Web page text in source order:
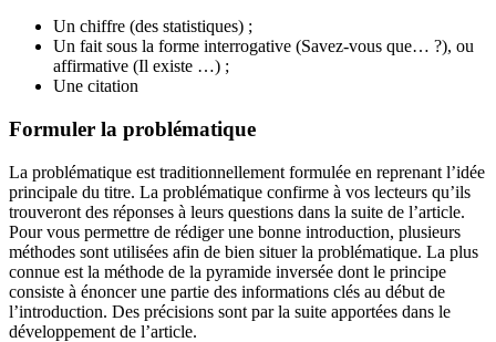
Un chiffre (des statistiques) ;
Un fait sous la forme interrogative (Savez-vous que… ?), ou
affirmative (Il existe …) ;
Une citation
Formuler la problématique
La problématique est traditionnellement formulée en reprenant l’idée
principale du titre. La problématique confirme à vos lecteurs qu’ils
trouveront des réponses à leurs questions dans la suite de l’article.
Pour vous permettre de rédiger une bonne introduction, plusieurs
méthodes sont utilisées afin de bien situer la problématique. La plus
connue est la méthode de la pyramide inversée dont le principe
consiste à énoncer une partie des informations clés au début de
l’introduction. Des précisions sont par la suite apportées dans le
développement de l’article.